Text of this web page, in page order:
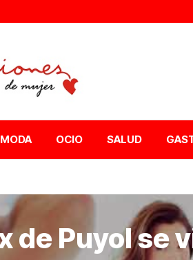
MODA OCIO SALUD
de Puyol se